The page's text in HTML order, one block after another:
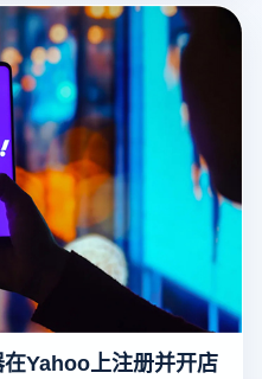
Yahoo上注册并开店